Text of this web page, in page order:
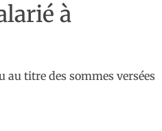
à
titre des sommes versées